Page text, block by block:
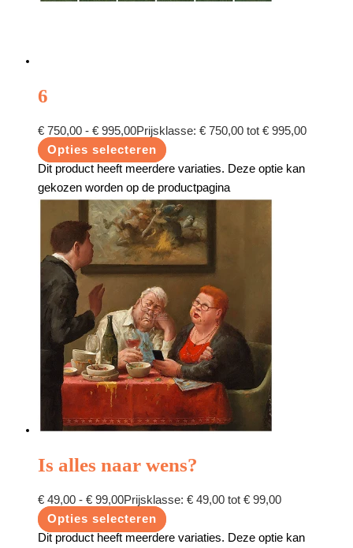
6
€ 750,00 - € 995,00Prijsklasse: € 750,00 tot € 995,00
Opties selecteren
Dit product heeft meerdere variaties. Deze optie kan
gekozen worden op de productpagina
Is alles naar wens?
€ 49,00 - € 99,00Prijsklasse: € 49,00 tot € 99,00
Opties selecteren
Dit product heeft meerdere variaties. Deze optie kan